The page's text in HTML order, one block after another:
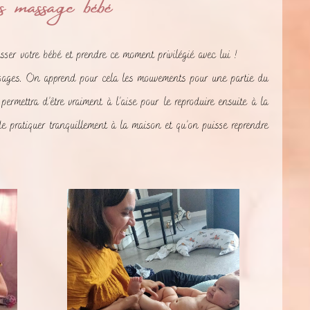
du bain thalasso
bébé. Clemence a
notre fils et a réalisé
ce soin avec
douceur et
bienveillance.
moment de partage.
Nous reviendrons
pour d’autres ateliers
avec plaisir !
votre bébé et prendre ce moment privilégié avec lui !
On apprend pour cela les mouvements pour une partie du
d’être vraiment à l’aise pour le reproduire ensuite à la
tranquillement à la maison et qu’on puisse reprendre